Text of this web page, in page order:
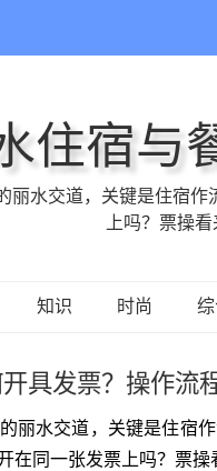
住宿与
丽水交道，关键是住宿
上吗？票操
知识 时尚
具发票？操作流
丽水交道，关键是住宿
在同一张发票上吗？票